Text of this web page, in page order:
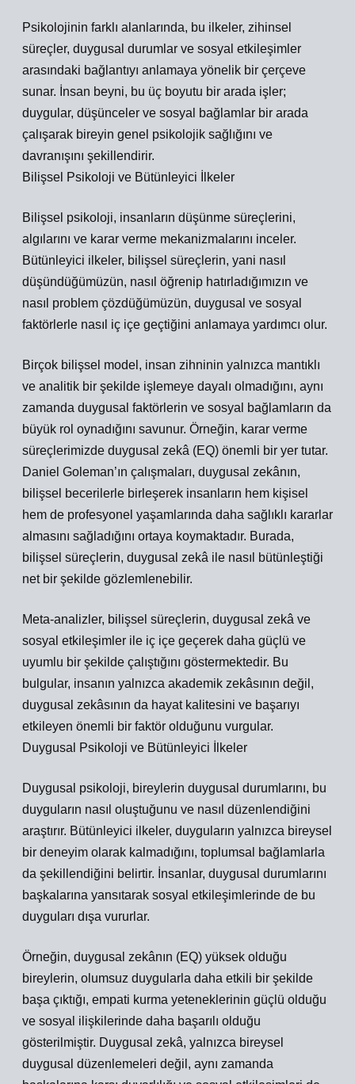
Psikolojinin farklı alanlarında, bu ilkeler, zihinsel
süreçler, duygusal durumlar ve sosyal etkileşimler
arasındaki bağlantıyı anlamaya yönelik bir çerçeve
sunar. İnsan beyni, bu üç boyutu bir arada işler;
duygular, düşünceler ve sosyal bağlamlar bir arada
çalışarak bireyin genel psikolojik sağlığını ve
davranışını şekillendirir.
Bilişsel Psikoloji ve Bütünleyici İlkeler
Bilişsel psikoloji, insanların düşünme süreçlerini,
algılarını ve karar verme mekanizmalarını inceler.
Bütünleyici ilkeler, bilişsel süreçlerin, yani nasıl
düşündüğümüzün, nasıl öğrenip hatırladığımızın ve
nasıl problem çözdüğümüzün, duygusal ve sosyal
faktörlerle nasıl iç içe geçtiğini anlamaya yardımcı olur.
Birçok bilişsel model, insan zihninin yalnızca mantıklı
ve analitik bir şekilde işlemeye dayalı olmadığını, aynı
zamanda duygusal faktörlerin ve sosyal bağlamların da
büyük rol oynadığını savunur. Örneğin, karar verme
süreçlerimizde duygusal zekâ (EQ) önemli bir yer tutar.
Daniel Goleman’ın çalışmaları, duygusal zekânın,
bilişsel becerilerle birleşerek insanların hem kişisel
hem de profesyonel yaşamlarında daha sağlıklı kararlar
almasını sağladığını ortaya koymaktadır. Burada,
bilişsel süreçlerin, duygusal zekâ ile nasıl bütünleştiği
net bir şekilde gözlemlenebilir.
Meta-analizler, bilişsel süreçlerin, duygusal zekâ ve
sosyal etkileşimler ile iç içe geçerek daha güçlü ve
uyumlu bir şekilde çalıştığını göstermektedir. Bu
bulgular, insanın yalnızca akademik zekâsının değil,
duygusal zekâsının da hayat kalitesini ve başarıyı
etkileyen önemli bir faktör olduğunu vurgular.
Duygusal Psikoloji ve Bütünleyici İlkeler
Duygusal psikoloji, bireylerin duygusal durumlarını, bu
duyguların nasıl oluştuğunu ve nasıl düzenlendiğini
araştırır. Bütünleyici ilkeler, duyguların yalnızca bireysel
bir deneyim olarak kalmadığını, toplumsal bağlamlarla
da şekillendiğini belirtir. İnsanlar, duygusal durumlarını
başkalarına yansıtarak sosyal etkileşimlerinde de bu
duyguları dışa vururlar.
Örneğin, duygusal zekânın (EQ) yüksek olduğu
bireylerin, olumsuz duygularla daha etkili bir şekilde
başa çıktığı, empati kurma yeteneklerinin güçlü olduğu
ve sosyal ilişkilerinde daha başarılı olduğu
gösterilmiştir. Duygusal zekâ, yalnızca bireysel
duygusal düzenlemeleri değil, aynı zamanda